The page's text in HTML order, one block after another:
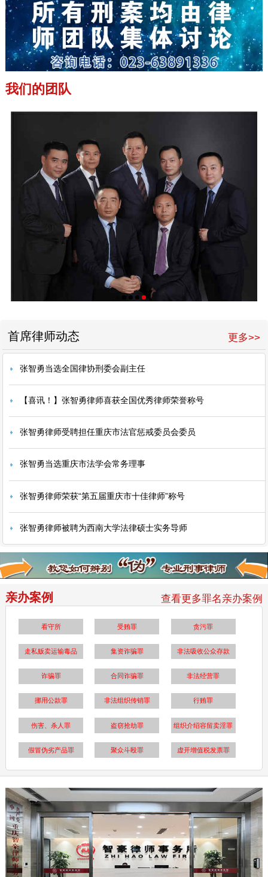
我们的团队
更多>>
首席律师动态
张智勇当选全国律协刑委会副主任
【喜讯！】张智勇律师喜获全国优秀律师荣誉称号
张智勇律师受聘担任重庆市法官惩戒委员会委员
张智勇当选重庆市法学会常务理事
张智勇律师荣获“第五届重庆市十佳律师”称号
张智勇律师被聘为西南大学法律硕士实务导师
亲办案例 查看更多罪名亲办案例
看守所 受贿罪 贪污罪
走私贩卖运输毒品 集资诈骗罪 非法吸收公众存款
诈骗罪 合同诈骗罪 非法经营罪
挪用公款罪 非法组织传销罪 行贿罪
伤害、杀人罪 盗窃抢劫罪 组织介绍容留卖淫罪
假冒伪劣产品罪 聚众斗殴罪 虚开增值税发票罪